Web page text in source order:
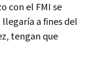
con el FMI se
a fines del
tengan que